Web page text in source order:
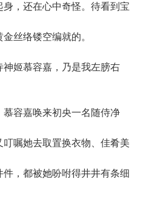
，还在心中奇怪。待看到宝
丝络镂空编就的。
姬慕容嘉，乃是我左膀右
容嘉唤来初央一名随侍净
嘱她去取置换衣物、佳肴美
，都被她吩咐得井井有条细